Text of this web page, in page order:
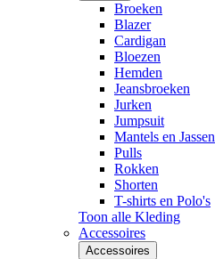
Broeken
Blazer
Cardigan
Bloezen
Hemden
Jeansbroeken
Jurken
Jumpsuit
Mantels en Jassen
Pulls
Rokken
Shorten
T-shirts en Polo's
Toon alle Kleding
Accessoires
Accessoires